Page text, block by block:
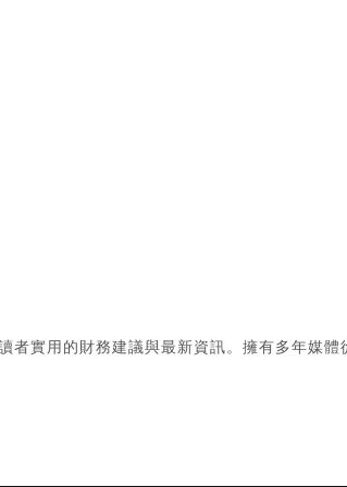
者實用的財務建議與最新資訊。擁有多年媒體